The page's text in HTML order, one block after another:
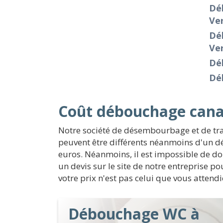
Coût débouchage
Notre société de désembourbage et de
peuvent être différents néanmoins d'un
euros. Néanmoins, il est impossible de
un devis sur le site de notre entreprise
votre prix n'est pas celui que vous
Débouchage WC à